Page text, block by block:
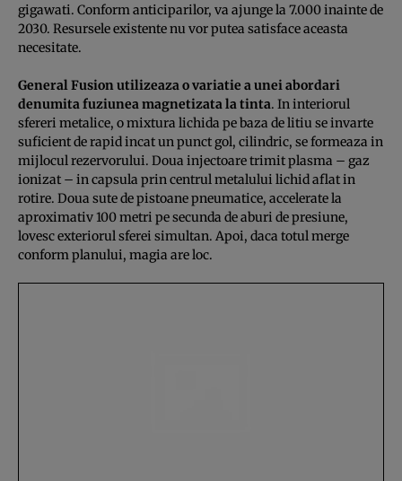
gigawati. Conform anticiparilor, va ajunge la 7.000 inainte de
2030. Resursele existente nu vor putea satisface aceasta
necesitate.
General Fusion utilizeaza o variatie a unei abordari
denumita fuziunea magnetizata la tinta. In interiorul
sfereri metalice, o mixtura lichida pe baza de litiu se invarte
suficient de rapid incat un punct gol, cilindric, se formeaza in
mijlocul rezervorului. Doua injectoare trimit plasma – gaz
ionizat – in capsula prin centrul metalului lichid aflat in
rotire. Doua sute de pistoane pneumatice, accelerate la
aproximativ 100 metri pe secunda de aburi de presiune,
lovesc exteriorul sferei simultan. Apoi, daca totul merge
conform planului, magia are loc.